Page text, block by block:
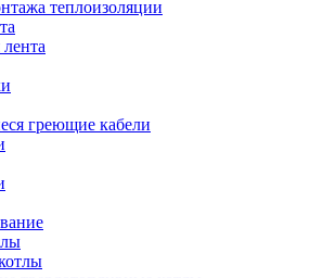
теплоизоляции
греющие кабели